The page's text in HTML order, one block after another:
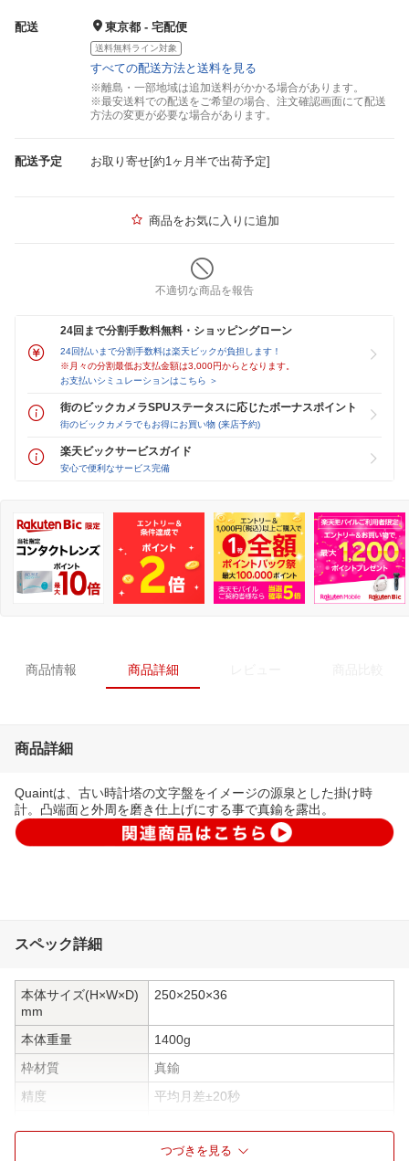
配送 東京都 - 宅配便
送料無料ライン対象
すべての配送方法と送料を見る
※離島・一部地域は追加送料がかかる場合があります。
※最安送料での配送をご希望の場合、注文確認画面にて配送
方法の変更が必要な場合があります。
配送予定 お取り寄せ[約1ヶ月半で出荷予定]
商品をお気に入りに追加
不適切な商品を報告
24回まで分割手数料無料・ショッピングローン
24回払いまで分割手数料は楽天ビックが負担します！
※月々の分割最低お支払金額は3,000円からとなります。
お支払いシミュレーションはこちら ＞
街のビックカメラSPUステータスに応じたボーナスポイント
街のビックカメラでもお得にお買い物 (来店予約)
楽天ビックサービスガイド
安心で便利なサービス完備
商品情報 商品詳細
商品詳細
Quaintは、古い時計塔の文字盤をイメージの源泉とした掛け時
計。凸端面と外周を磨き仕上げにする事で真鍮を露出。
スペック詳細
本体サイズ(H×W×D)
mm
250×250×36
本体重量
1400g
枠材質
真鍮
精度
平均月差±20秒
1年
つづきを見る